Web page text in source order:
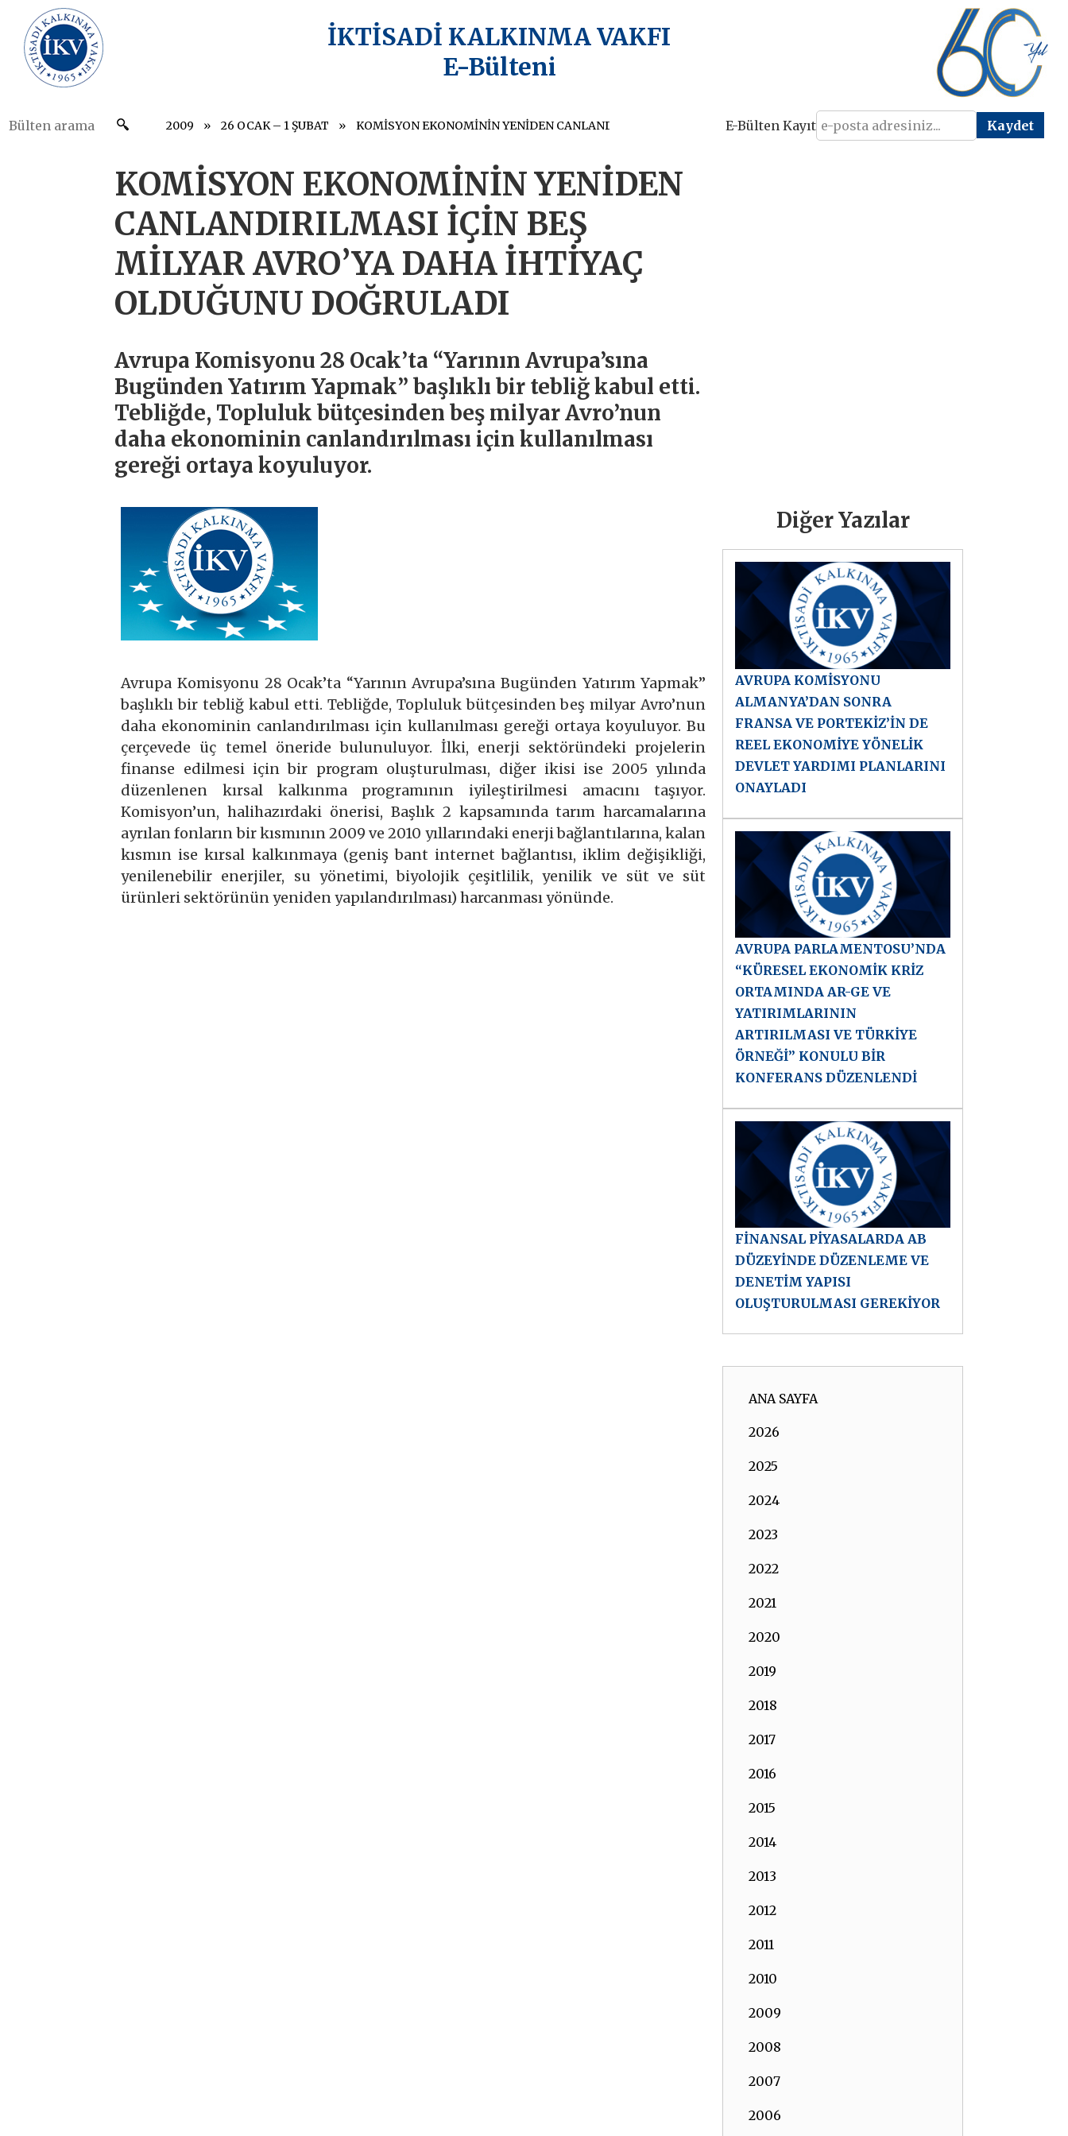
İKTİSADİ KALKINMA VAKFI
E-Bülteni
2009 26 OCAK – 1 ŞUBAT E-Bülten Kayıt
KOMİSYON EKONOMİNİN YENİDEN
CANLANDIRILMASI İÇİN BEŞ
MİLYAR AVRO’YA DAHA İHTİYAÇ
OLDUĞUNU DOĞRULADI
Avrupa Komisyonu 28 Ocak’ta “Yarının Avrupa’sına
Bugünden Yatırım Yapmak” başlıklı bir tebliğ kabul etti.
Tebliğde, Topluluk bütçesinden beş milyar Avro’nun
daha ekonominin canlandırılması için kullanılması
gereği ortaya koyuluyor.
Avrupa Komisyonu 28 Ocak’ta “Yarının Avrupa’sına Bugünden Yatırım Yapmak”
başlıklı bir tebliğ kabul etti. Tebliğde, Topluluk bütçesinden beş milyar Avro’nun
daha ekonominin canlandırılması için kullanılması gereği ortaya koyuluyor. Bu
çerçevede üç temel öneride bulunuluyor. İlki, enerji sektöründeki projelerin
finanse edilmesi için bir program oluşturulması, diğer ikisi ise 2005 yılında
düzenlenen kırsal kalkınma programının iyileştirilmesi amacını taşıyor.
Komisyon’un, halihazırdaki önerisi, Başlık 2 kapsamında tarım harcamalarına
ayrılan fonların bir kısmının 2009 ve 2010 yıllarındaki enerji bağlantılarına, kalan
kısmın ise kırsal kalkınmaya (geniş bant internet bağlantısı, iklim değişikliği,
yenilenebilir enerjiler, su yönetimi, biyolojik çeşitlilik, yenilik ve süt ve süt
ürünleri sektörünün yeniden yapılandırılması) harcanması yönünde.
Diğer Yazılar
AVRUPA KOMİSYONU
ALMANYA’DAN SONRA
FRANSA VE PORTEKİZ’İN DE
REEL EKONOMİYE YÖNELİK
DEVLET YARDIMI PLANLARINI
ONAYLADI
AVRUPA PARLAMENTOSU’NDA
“KÜRESEL EKONOMİK KRİZ
ORTAMINDA AR-GE VE
YATIRIMLARININ
ARTIRILMASI VE TÜRKİYE
ÖRNEĞİ” KONULU BİR
KONFERANS DÜZENLENDİ
FİNANSAL PİYASALARDA AB
DÜZEYİNDE DÜZENLEME VE
DENETİM YAPISI
OLUŞTURULMASI GEREKİYOR
ANA SAYFA
2026
2025
2024
2023
2022
2021
2020
2019
2018
2017
2016
2015
2014
2013
2012
2011
2010
2009
2008
2007
2006